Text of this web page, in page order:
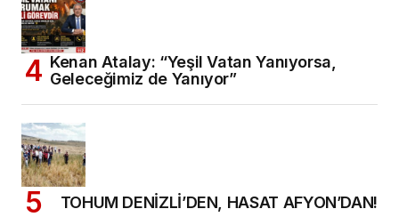
Kenan Atalay: “Yeşil Vatan Yanıyorsa,
Geleceğimiz de Yanıyor”
TOHUM DENİZLİ’DEN, HASAT AFYON’DAN!